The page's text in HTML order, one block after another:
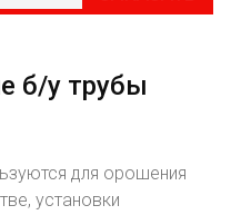
б/у трубы
для орошения
установки